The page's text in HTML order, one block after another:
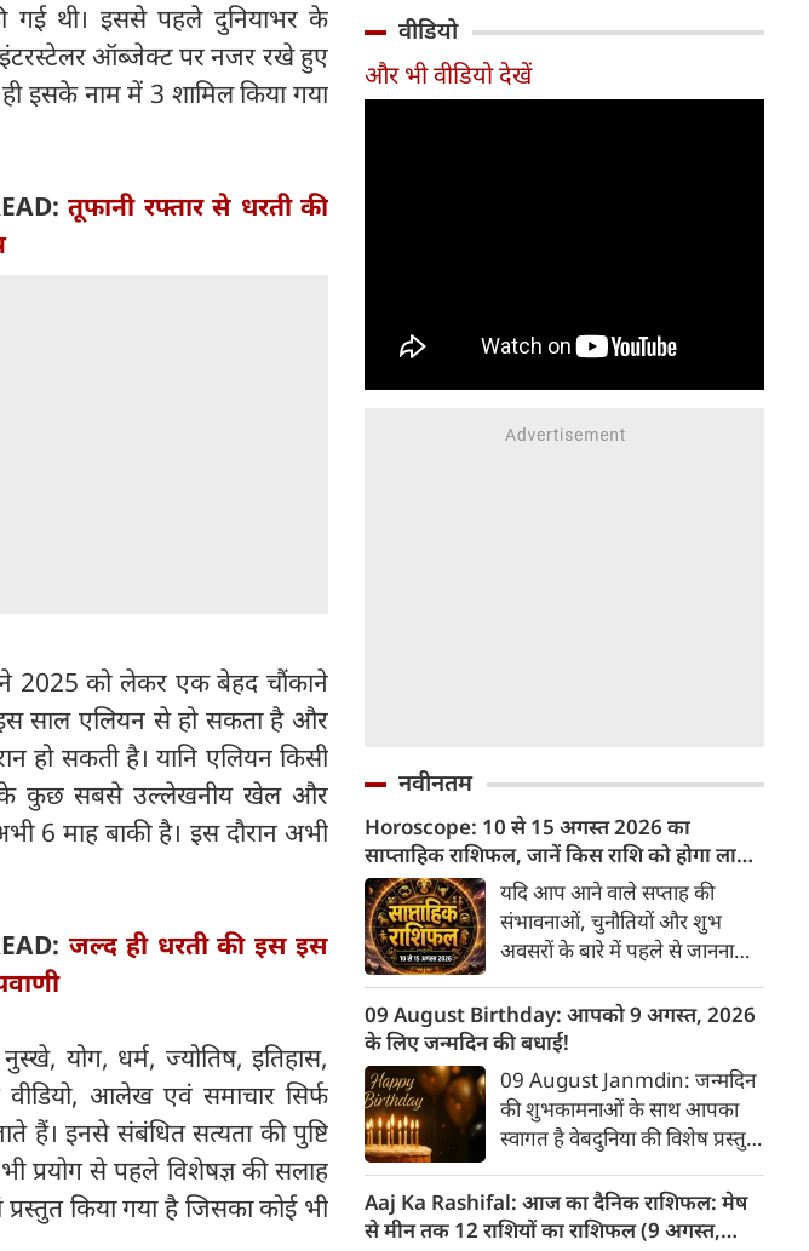
गई थी। इससे पहले दुनियाभर के
इंटरस्टेलर ऑब्जेक्ट पर नजर रखे हुए
इसके नाम में 3 शामिल किया गया
तूफानी रफ्तार से धरती की
ने 2025 को लेकर एक बेहद चौंकाने
इस साल एलियन से हो सकता है और
हो सकती है। यानि एलियन किसी
के कुछ सबसे उल्लेखनीय खेल और
6 माह बाकी है। इस दौरान अभी
जल्द ही धरती की इस इस
योग, धर्म, ज्योतिष, इतिहास,
वीडियो, आलेख एवं समाचार सिर्फ
हैं। इनसे संबंधित सत्यता की पुष्टि
प्रयोग से पहले विशेषज्ञ की सलाह
किया गया है जिसका कोई भी
मंगल का यह गोचर अत्यंत
शक्तिशाली और शुभ फलदायी माना
जा रहा है।
बदलाव देखने को मिलेंगे और उनके
लिए लाभ के योग बनेंगे।
वीडियो
और भी वीडियो देखें
नवीनतम
Horoscope: 10 से 15 अगस्त 2026 का
साप्ताहिक राशिफल, जानें किस राशि को होगा लाभ
और किसे नुकसानयदि आप आने वाले सप्ताह की
संभावनाओं, चुनौतियों और शुभ
अवसरों के बारे में पहले से जानना
अगस्त 2026 का यह साप्ताहिक
राशिफल आपकी योजना बनाने में
मददगार साबित होगा। जानिए मेष से
मीन तक सभी 12 राशियों के लिए
यह सप्ताह कैसा रहने वाला है...
09 August Birthday: आपको 9 अगस्त, 2026
के लिए जन्मदिन की बधाई!
09 August Janmdin: जन्मदिन
की शुभकामनाओं के साथ आपका
स्वागत है वेबदुनिया की विशेष प्रस्तुति
पाठकों के व्यक्तित्व और भविष्य के
बारे में जानकारी देगा जिनका उस
Aaj Ka Rashifal: आज का दैनिक राशिफल: मेष
से मीन तक 12 राशियों का राशिफल (9 अगस्‍त,